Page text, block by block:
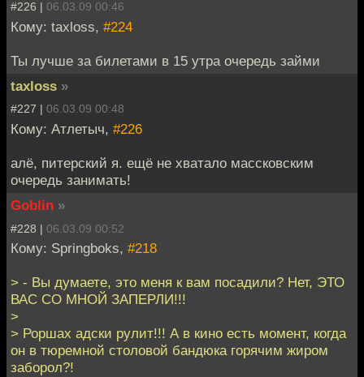
#226 | 06.03.09 00:46
Кому: taxloss, #224
Ты лучше за билетами в 15 утра очередь займи
taxloss »
#227 | 06.03.09 00:48
Кому: Атлетыч, #226
алё, питерский я. ещё не хватало массковским
очередь занимать!
Goblin »
#228 | 06.03.09 00:52
Кому: Springboks, #218
> - Вы думаете, это меня к вам посадили? Нет, ЭТО
ВАС СО МНОЙ ЗАПЕРЛИ!!!
>
> Роршах адски рулит!!! А в кино есть момент, когда
он в тюремной столовой бандюка горячим жиром
заборол?!